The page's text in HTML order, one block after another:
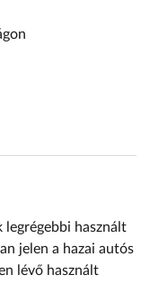
legrégebbi használt
jelen a hazai autós
lévő használt